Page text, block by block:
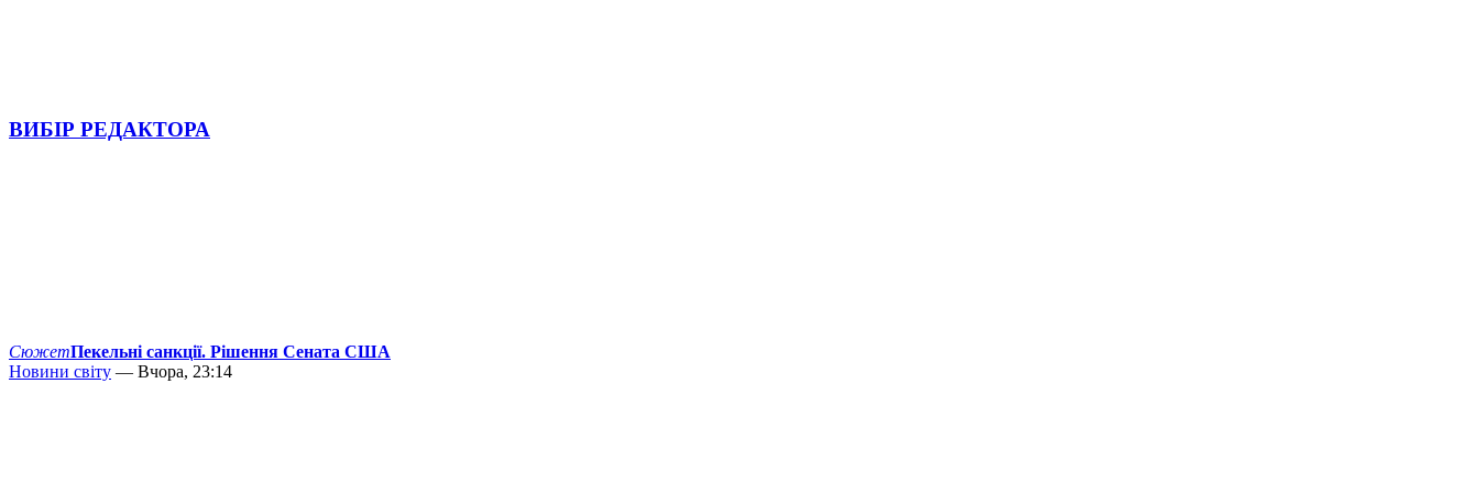
ВИБІР РЕДАКТОРА
СюжетПекельні санкції. Рішення Сената США
Новини світу — Вчора, 23:14